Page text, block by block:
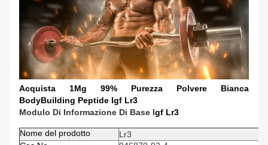
Acquista 1Mg 99% Purezza Polvere Bianca
BodyBuilding Peptide Igf Lr3
Modulo Di Informazione Di Base IGf Lr3
Nome del prodotto
Lr3